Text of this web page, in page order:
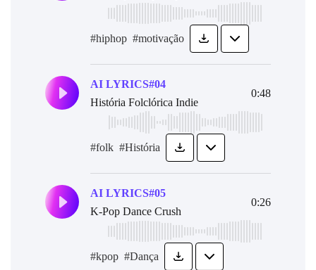
#hiphop #motivação
AI LYRICS#04
História Folclórica Indie
0:48
#folk #História
AI LYRICS#05
K-Pop Dance Crush
0:26
#kpop #Dança